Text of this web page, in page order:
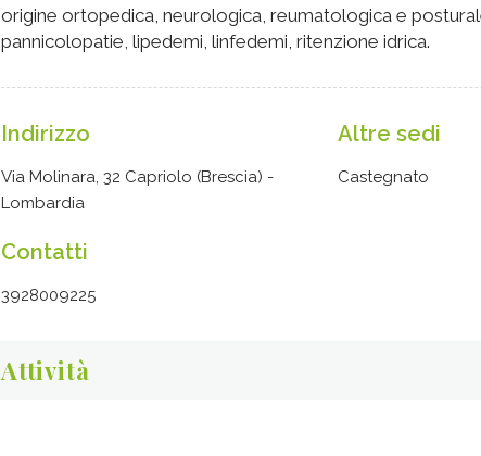
origine ortopedica, neurologica, reumatologica e
pannicolopatie, lipedemi, linfedemi, ritenzione idrica.
Indirizzo
Via Molinara, 32 Capriolo (Brescia) -
Lombardia
Altre sedi
Castegnato
Contatti
3928009225
Attività